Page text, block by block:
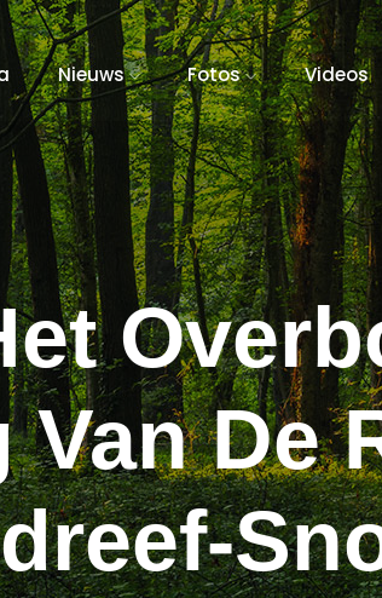
Nieuws Fotos Videos
Van De